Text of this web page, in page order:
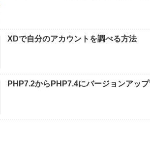
XDで自分のアカウントを調べる方法
PHP7.2からPHP7.4にバージョンアッ